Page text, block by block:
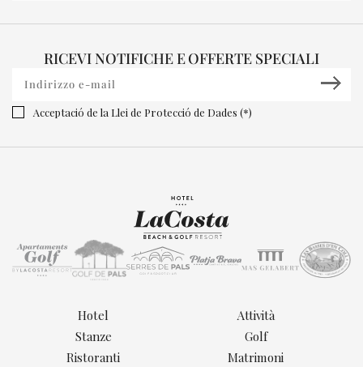
RICEVI NOTIFICHE E OFFERTE SPECIALI
Acceptació de la Llei de Protecció de Dades (*)
Hotel
Stanze
Ristoranti
Attività
Golf
Matrimoni